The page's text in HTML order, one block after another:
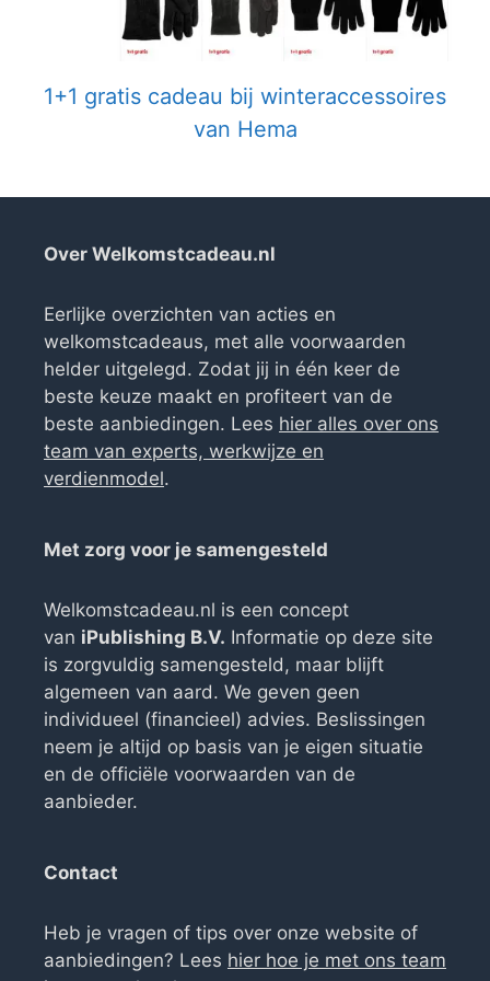
1+1 gratis cadeau bij winteraccessoires
van Hema
Over Welkomstcadeau.nl
Eerlijke overzichten van acties en
welkomstcadeaus, met alle voorwaarden
helder uitgelegd. Zodat jij in één keer de
beste keuze maakt en profiteert van de
beste aanbiedingen. Lees hier alles over ons
team van experts, werkwijze en
verdienmodel.
Met zorg voor je samengesteld
Welkomstcadeau.nl is een concept
van iPublishing B.V. Informatie op deze site
is zorgvuldig samengesteld, maar blijft
algemeen van aard. We geven geen
individueel (financieel) advies. Beslissingen
neem je altijd op basis van je eigen situatie
en de officiële voorwaarden van de
aanbieder.
Contact
Heb je vragen of tips over onze website of
aanbiedingen? Lees hier hoe je met ons team